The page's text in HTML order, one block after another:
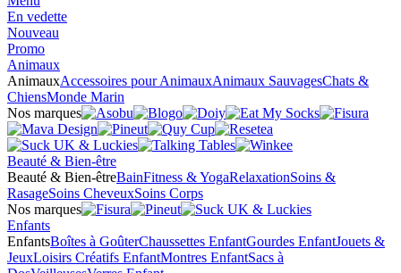
En vedette
Nouveau
Promo
Animaux
AnimauxAccessoires pour AnimauxAnimaux SauvagesChats &
ChiensMonde Marin
Nos marques
Beauté & Bien-être
Beauté & Bien-êtreBainFitness & YogaRelaxationSoins &
RasageSoins CheveuxSoins Corps
Nos marques
Enfants
EnfantsBoîtes à GoûterChaussettes EnfantGourdes EnfantJouets &
JeuxLoisirs Créatifs EnfantMontres EnfantSacs à